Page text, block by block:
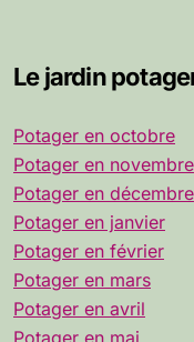
Le jardin
Potager en octobre
Potager en novembre
Potager en décembre
Potager en janvier
Potager en février
Potager en mars
Potager en avril